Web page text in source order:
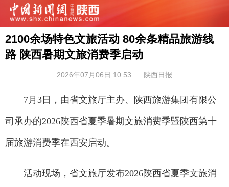
2100余场特色文旅活动 80余条精品旅游线
路 陕西暑期文旅消费季启动
2026年07月06日 10:53 陕西日报
7月3日，由省文旅厅主办、陕西旅游集团有限公
司承办的2026陕西省夏季暑期文旅消费季暨陕西第十
届旅游消费季在西安启动。
活动现场，省文旅厅发布2026陕西省夏季文旅消